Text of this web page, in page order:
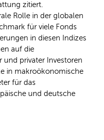
zitiert.
Rolle in der globalen
für viele Fonds
in diesen Indizes
auf die
und privater Investoren
in makroökonomische
für das
und deutsche